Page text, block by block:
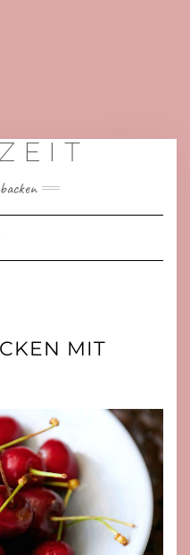
MIT